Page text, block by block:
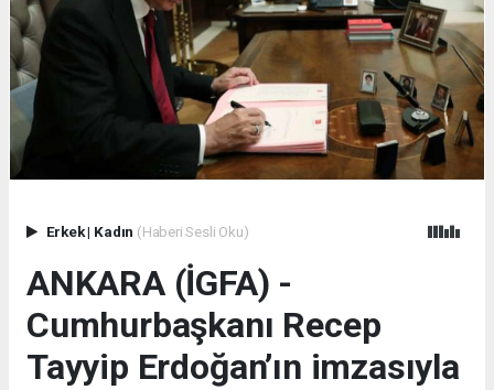
Erkek| Kadın (Haberi Sesli Oku)
ANKARA (İGFA) -
Cumhurbaşkanı Recep
Tayyip Erdoğan’ın imzasıyla